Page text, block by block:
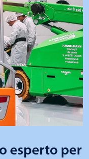
esperto per